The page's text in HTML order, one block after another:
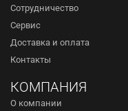
Сотрудничество
Сервис
Доставка и оплата
Контакты
КОМПАНИЯ
О компании